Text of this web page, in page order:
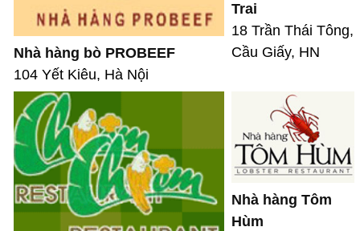
Nhà hàng bò PROBEEF
104 Yết Kiêu, Hà Nội
Trai
18 Trần Thái Tông,
Cầu Giấy, HN
Nhà hàng Tôm
Hùm